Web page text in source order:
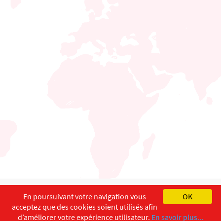
English Français
Copyright ©ISEC-AdW Impressum
OK
En poursuivant votre navigation vous
acceptez que des cookies soient utilisés afin
d’améliorer votre expérience utilisateur. En savoir plus...